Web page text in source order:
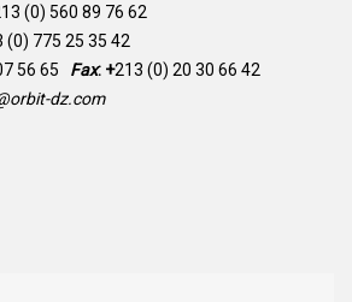
(0) 560 89 76 62
775 25 35 42
56 65 Fax: +213 (0) 20 30 66 42
dz.com